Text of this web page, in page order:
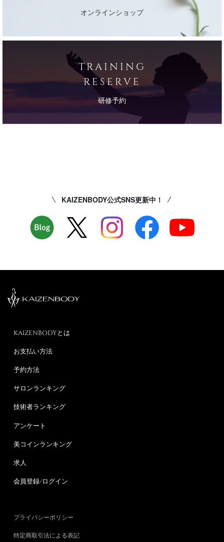
オンラインショップ
TRAINING
RESERVE
研修予約
KAIZENBODY公式SNS更新中！
KAIZENBODYとは
お支払い方法
予約方法
サロンランキング
技術者ランキング
アンケート
美コインランキング
求人
会員登録/ログイン
プライバシーポリシー
特定商取引法による表記